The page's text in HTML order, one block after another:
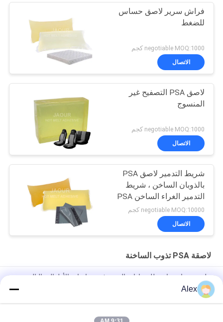
فراش سرير لاصق حساس
للضغط
negotiable MOQ:1000 كجم
الاتصال
لاصق PSA التصفيح غير
المنسوج
negotiable MOQ:1000 كجم
الاتصال
شريط التدمير لاصق PSA
بالذوبان الساخن ، شريط
التدمير الغراء الساخن PSA
negotiable MOQ:10000 كجم
الاتصال
لاصقة PSA تذوب الساخنة
ملصق ذوبان ساخن للضمادات المرنة في حفاضات الأطفال والبالغين
الغراء المصهور على الساخن لصنع حفاضات الغراء البناء لإنتاج حفاضات
الأطفال
Alex